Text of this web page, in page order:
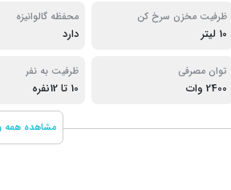
ظرفیت مخزن سرخ کن
10 لیتر
محفظه گالوانیزه
دارد
توان مصرفی
2400 وات
ظرفیت به نفر
10 تا 12نفره
مشاهده همه